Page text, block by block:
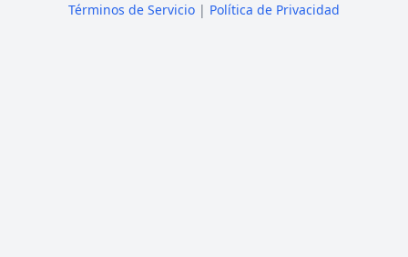
Términos de Servicio | Política de Privacidad